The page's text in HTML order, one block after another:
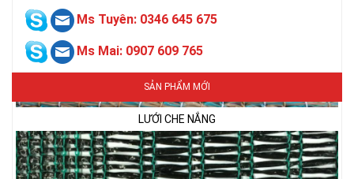
Ms Tuyên: 0346 645 675
Ms Mai: 0907 609 765
SẢN PHẨM MỚI